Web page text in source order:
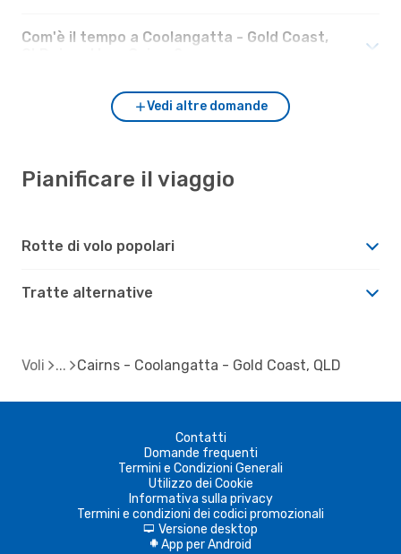
Com'è il tempo a Coolangatta - Gold Coast,
Vedi altre domande
Pianificare il viaggio
Rotte di volo popolari
Tratte alternative
Voli Cairns - Coolangatta - Gold Coast, QLD
Contatti
Domande frequenti
Termini e Condizioni Generali
Utilizzo dei Cookie
Informativa sulla privacy
Termini e condizioni dei codici promozionali
d Versione desktop
A App per Android